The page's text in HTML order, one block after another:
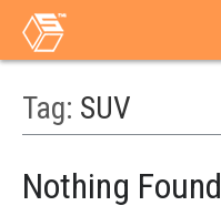
Tag: SUV
Nothing Found